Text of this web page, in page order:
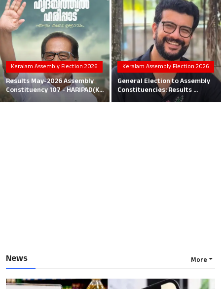
Local News
Earn Money
Tutorials
Malayalam
Keralam Assembly Election 2026
Results May-2026 Assembly
Constituency 107 - HARIPAD(K...
Keralam Assembly Election 2026
General Election to Assembly
Constituencies: Results ...
News More